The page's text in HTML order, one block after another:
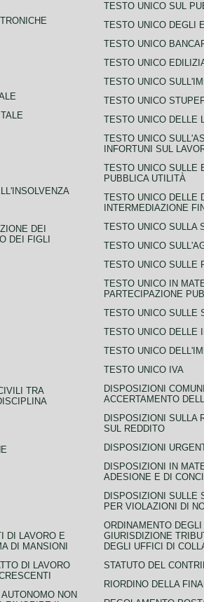
DEI
DEI FIGLI
TRA
DI LAVORO E
DI MANSIONI
DI LAVORO
NON
TESTO UNICO SUL
TESTO UNICO DEGLI
TESTO UNICO
TESTO UNICO
TESTO UNICO
TESTO UNICO
TESTO UNICO DELLE
TESTO UNICO
INFORTUNI SUL
TESTO UNICO SULLE
PUBBLICA UTILITÀ
TESTO UNICO DELLE
INTERMEDIAZIONE
TESTO UNICO SULLA
TESTO UNICO
TESTO UNICO SULLE
TESTO UNICO IN
PARTECIPAZIONE
TESTO UNICO SULLE
TESTO UNICO DELLE
TESTO UNICO
TESTO UNICO IVA
DISPOSIZIONI
ACCERTAMENTO
DISPOSIZIONI SULLA
SUL REDDITO
DISPOSIZIONI
DISPOSIZIONI IN
ADESIONE E DI
DISPOSIZIONI SULLE
PER VIOLAZIONI DI
ORDINAMENTO
GIURISDIZIONE
DEGLI UFFICI DI
STATUTO DEL
RIORDINO DELLA